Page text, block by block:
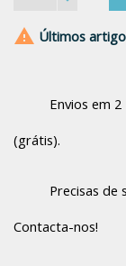
 Últimos
Envios em
(grátis).
Precisas de
Contacta-nos!